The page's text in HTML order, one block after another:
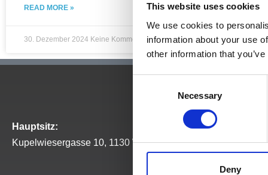
This website uses cookies
We use cookies to
information about your use
other information that
Necessary
Deny
READ MORE »
30. Dezember 2024 Keine Kommentare
Hauptsitz:
Kupelwiesergasse 10, 1130 Wien